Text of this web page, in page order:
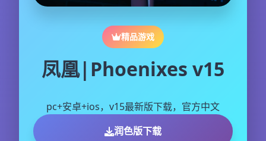
精品游戏
凤凰|Phoenixes v15
pc+安卓+ios，v15最新版下载，官方中文
润色版下载